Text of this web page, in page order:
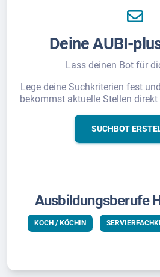
Deine AUBI-
Lass deinen Bot für
Lege deine Suchkriterien fest
bekommst aktuelle Stellen
SUCHBOT
Ausbildungsberufe
KOCH / KÖCHIN